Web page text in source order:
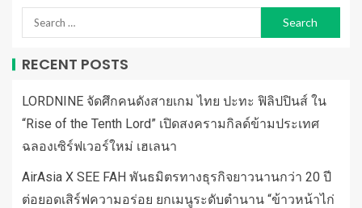
RECENT POSTS
LORDNINE จัดศึกคนดังสายเกม ไทย ปะทะ ฟิลิปปินส์ ใน
“Rise of the Tenth Lord” เปิดสงครามกิลด์ข้ามประเทศ
ฉลองเซิร์ฟเวอร์ใหม่ เฮเลนา
AirAsia X SEE FAH พันธมิตรทางธุรกิจยาวนานกว่า 20 ปี
ต่อยอดเสิร์ฟความอร่อย ยกเมนูระดับตำนาน “ข้าวหน้าไก่